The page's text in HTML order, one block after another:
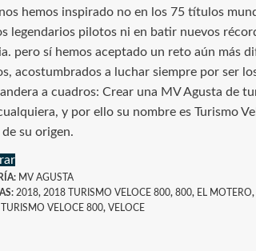
hemos inspirado no en los 75 títulos
legendarios pilotos ni en batir nuevos
pero sí hemos aceptado un reto aún más
acostumbrados a luchar siempre por ser
a cuadros: Crear una MV Agusta de
y por ello su nombre es Turismo
su origen.
MV AGUSTA
2018, 2018 TURISMO VELOCE 800, 800, EL MOTERO,
TURISMO VELOCE 800, VELOCE